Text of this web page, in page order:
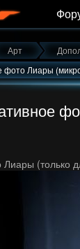
Арт
фото Лиары
(только